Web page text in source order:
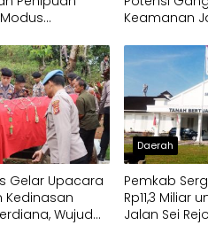
Modus
Keamanan
Gelar Upacara
Kedinasan
Wujud
Daerah
Pemkab
Rp11,3 Miliar
Jalan Sei